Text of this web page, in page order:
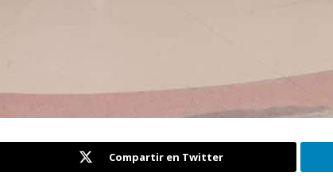
Compartir en Twitter